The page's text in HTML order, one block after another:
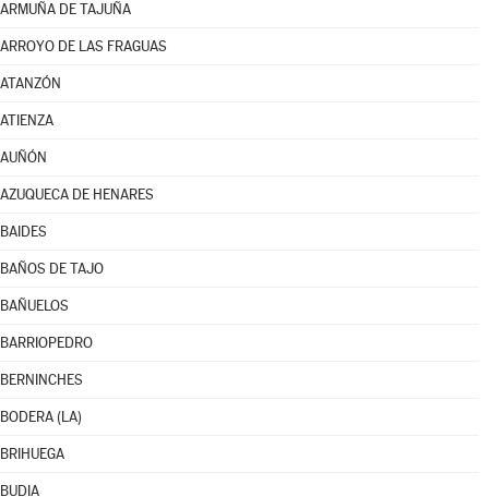
ARMUÑA DE TAJUÑA
ARROYO DE LAS FRAGUAS
ATANZÓN
ATIENZA
AUÑÓN
AZUQUECA DE HENARES
BAIDES
BAÑOS DE TAJO
BAÑUELOS
BARRIOPEDRO
BERNINCHES
BODERA (LA)
BRIHUEGA
BUDIA